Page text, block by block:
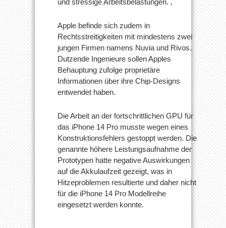
Apple befinde sich zudem in
Rechtsstreitigkeiten mit mindestens zwei
jungen Firmen namens Nuvia und Rivos.
Dutzende Ingenieure sollen Apples
Behauptung zufolge proprietäre
Informationen über ihre Chip-Designs
entwendet haben.
Die Arbeit an der fortschrittlichen GPU für
das iPhone 14 Pro musste wegen eines
Konstruktionsfehlers gestoppt werden. Die
genannte höhere Leistungsaufnahme der
Prototypen hatte negative Auswirkungen
auf die Akkulaufzeit gezeigt, was in
Hitzeproblemen resultierte und daher nicht
für die iPhone 14 Pro Modellreihe
eingesetzt werden konnte.